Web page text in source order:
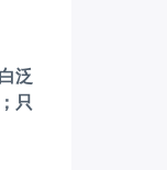
泛
只